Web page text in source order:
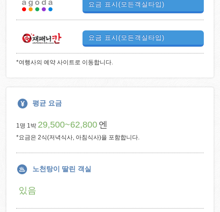
요금 표시(모든객실타입)
요금 표시(모든객실타입)
*여행사의 예약 사이트로 이동합니다.
평균 요금
1명 1박 29,500~62,800 엔
*요금은 2식(저녁식사, 아침식사)을 포함합니다.
노천탕이 딸린 객실
있음